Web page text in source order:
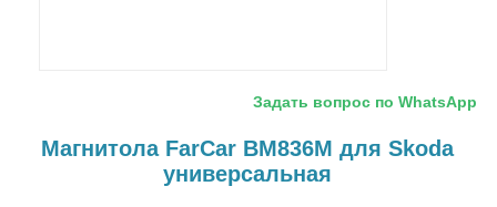
Задать вопрос по WhatsApp
Магнитола FarCar BM836M для Skoda
универсальная